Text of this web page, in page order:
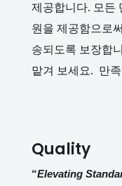
제공합니다. 모든
원을 제공함으로
송되도록 보장합
맡겨 보세요. 만
Quality
“Elevating